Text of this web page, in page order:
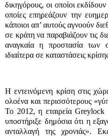
δικηγόρους, οι οποίοι
οποίες επηρεάζουν την
κάποιοι απ’ αυτούς αγνοούν
σε κράτη να παραβιάζουν τις
αναγκαία η προστασία των
ιδιαίτερα σε καταστάσεις
Η εντεινόμενη κρίση στις
ολοένα και περισσότερους
Το 2012, η εταιρεία
υποστήριξε δημόσια ότι η
ανταλλαγή της χρονιάς».